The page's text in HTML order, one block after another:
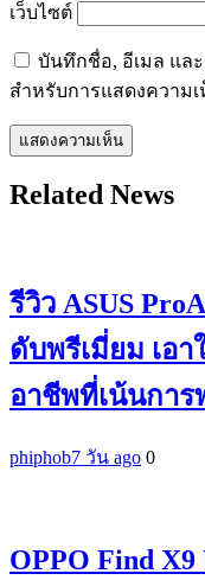
เว็บไซต์
บันทึกชื่อ, อีเมล แล
สำหรับการแสดงความ
Related News
รีวิว ASUS
ดับพรีเมี่ยม เอา
อาชีพที่เน้นการ
phiphob7 วัน ago 0
OPPO Find